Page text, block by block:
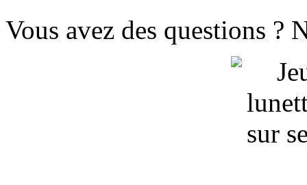
Vous avez des questions ?